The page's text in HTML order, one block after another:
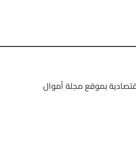
بموقع مجلة أموال